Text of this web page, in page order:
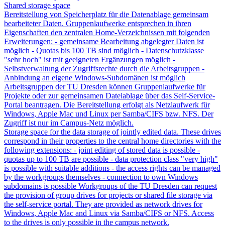
Shared storage space
Bereitstellung von Speicherplatz für die Datenablage gemeinsam
bearbeiteter Daten. Gruppenlaufwerke entsprechen in ihren
Eigenschaften den zentralen Home-Verzeichnissen mit folgenden
Erweiterungen: - gemeinsame Bearbeitung abgelegter Daten ist
möglich - Quotas bis 100 TB sind möglich - Datenschutzklasse
"sehr hoch" ist mit geeigneten Ergänzungen möglich -
Selbstverwaltung der Zugriffsrechte durch die Arbeitsgruppen -
Anbindung an eigene Windows-Subdomänen ist möglich
Arbeitsgruppen der TU Dresden können Gruppenlaufwerke für
Projekte oder zur gemeinsamen Dateiablage über das Self-Service-
Portal beantragen. Die Bereitstellung erfolgt als Netzlaufwerk für
Windows, Apple Mac und Linux per Samba/CIFS bzw. NFS. Der
Zugriff ist nur im Campus-Netz möglich.
Storage space for the data storage of jointly edited data. These drives
correspond in their properties to the central home directories with the
following extensions: - joint editing of stored data is possible -
quotas up to 100 TB are possible - data protection class "very high"
is possible with suitable additions - the access rights can be managed
by the workgroups themselves - connection to own Windows
subdomains is possible Workgroups of the TU Dresden can request
the provision of group drives for projects or shared file storage via
the self-service portal. They are provided as network drives for
Windows, Apple Mac and Linux via Samba/CIFS or NFS. Access
to the drives is only possible in the campus network.